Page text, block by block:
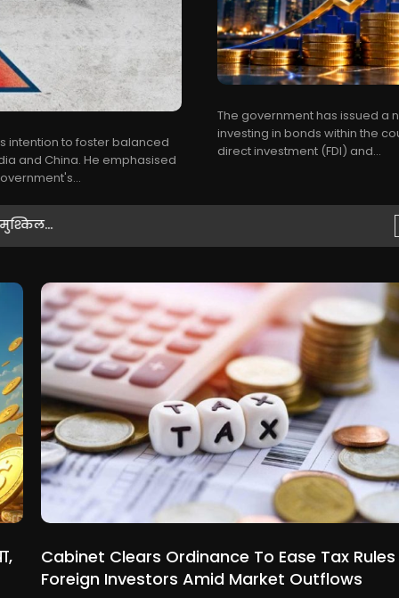
intention to foster balanced
and China. He emphasised
The government has issued a
investing in bonds within the
direct investment (FDI) and...
Cabinet Clears Ordinance To Ease Tax Rules
Foreign Investors Amid Market Outflows